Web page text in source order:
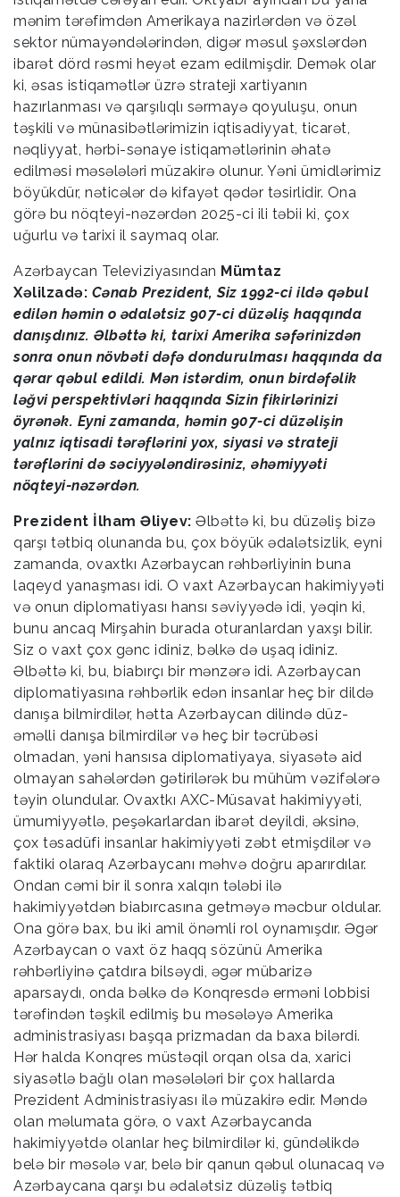
mənim tərəfimdən Amerikaya nazirlərdən və özəl
sektor nümayəndələrindən, digər məsul şəxslərdən
ibarət dörd rəsmi heyət ezam edilmişdir. Demək olar
ki, əsas istiqamətlər üzrə strateji xartiyanın
hazırlanması və qarşılıqlı sərmayə qoyuluşu, onun
təşkili və münasibətlərimizin iqtisadiyyat, ticarət,
nəqliyyat, hərbi-sənaye istiqamətlərinin əhatə
edilməsi məsələləri müzakirə olunur. Yəni ümidlərimiz
böyükdür, nəticələr də kifayət qədər təsirlidir. Ona
görə bu nöqteyi-nəzərdən 2025-ci ili təbii ki, çox
uğurlu və tarixi il saymaq olar.
Azərbaycan Televiziyasından Mümtaz
Xəlilzadə: Cənab Prezident, Siz 1992-ci ildə qəbul
edilən həmin o ədalətsiz 907-ci düzəliş haqqında
danışdınız. Əlbəttə ki, tarixi Amerika səfərinizdən
sonra onun növbəti dəfə dondurulması haqqında da
qərar qəbul edildi. Mən istərdim, onun birdəfəlik
ləğvi perspektivləri haqqında Sizin fikirlərinizi
öyrənək. Eyni zamanda, həmin 907-ci düzəlişin
yalnız iqtisadi tərəflərini yox, siyasi və strateji
tərəflərini də səciyyələndirəsiniz, əhəmiyyəti
nöqteyi-nəzərdən.
Prezident İlham Əliyev: Əlbəttə ki, bu düzəliş bizə
qarşı tətbiq olunanda bu, çox böyük ədalətsizlik, eyni
zamanda, ovaxtkı Azərbaycan rəhbərliyinin buna
laqeyd yanaşması idi. O vaxt Azərbaycan hakimiyyəti
və onun diplomatiyası hansı səviyyədə idi, yəqin ki,
bunu ancaq Mirşahin burada oturanlardan yaxşı bilir.
Siz o vaxt çox gənc idiniz, bəlkə də uşaq idiniz.
Əlbəttə ki, bu, biabırçı bir mənzərə idi. Azərbaycan
diplomatiyasına rəhbərlik edən insanlar heç bir dildə
danışa bilmirdilər, hətta Azərbaycan dilində düz-
əməlli danışa bilmirdilər və heç bir təcrübəsi
olmadan, yəni hansısa diplomatiyaya, siyasətə aid
olmayan sahələrdən gətirilərək bu mühüm vəzifələrə
təyin olundular. Ovaxtkı AXC-Müsavat hakimiyyəti,
ümumiyyətlə, peşəkarlardan ibarət deyildi, əksinə,
çox təsadüfi insanlar hakimiyyəti zəbt etmişdilər və
faktiki olaraq Azərbaycanı məhvə doğru aparırdılar.
Ondan cəmi bir il sonra xalqın tələbi ilə
hakimiyyətdən biabırcasına getməyə məcbur oldular.
Ona görə bax, bu iki amil önəmli rol oynamışdır. Əgər
Azərbaycan o vaxt öz haqq sözünü Amerika
rəhbərliyinə çatdıra bilsəydi, əgər mübarizə
aparsaydı, onda bəlkə də Konqresdə erməni lobbisi
tərəfindən təşkil edilmiş bu məsələyə Amerika
administrasiyası başqa prizmadan da baxa bilərdi.
Hər halda Konqres müstəqil orqan olsa da, xarici
siyasətlə bağlı olan məsələləri bir çox hallarda
Prezident Administrasiyası ilə müzakirə edir. Məndə
olan məlumata görə, o vaxt Azərbaycanda
hakimiyyətdə olanlar heç bilmirdilər ki, gündəlikdə
belə bir məsələ var, belə bir qanun qəbul olunacaq və
Azərbaycana qarşı bu ədalətsiz düzəliş tətbiq